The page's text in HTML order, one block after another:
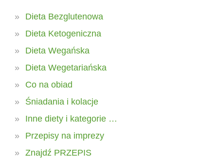
Dieta Bezglutenowa
Dieta Ketogeniczna
Dieta Wegańska
Dieta Wegetariańska
Co na obiad
Śniadania i kolacje
Inne diety i kategorie …
Przepisy na imprezy
Znajdź PRZEPIS